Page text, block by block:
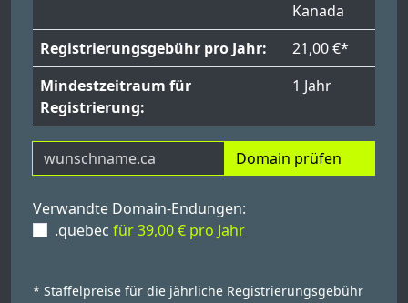
Kanada
Registrierungsgebühr pro Jahr:
21,00 €*
Mindestzeitraum für
Registrierung:
1 Jahr
Domain prüfen
Verwandte Domain-Endungen:
.quebec für 39,00 € pro Jahr
* Staffelpreise für die jährliche Registrierungsgebühr